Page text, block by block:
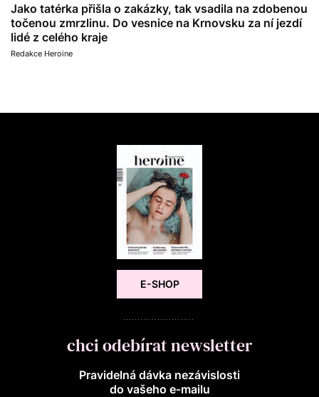
Jako tatérka přišla o zakázky, tak vsadila na zdobenou
točenou zmrzlinu. Do vesnice na Krnovsku za ní jezdí
lidé z celého kraje
Redakce Heroine
E-SHOP
chci odebírat newsletter
Pravidelná dávka nezávislosti
do vašeho e‑mailu